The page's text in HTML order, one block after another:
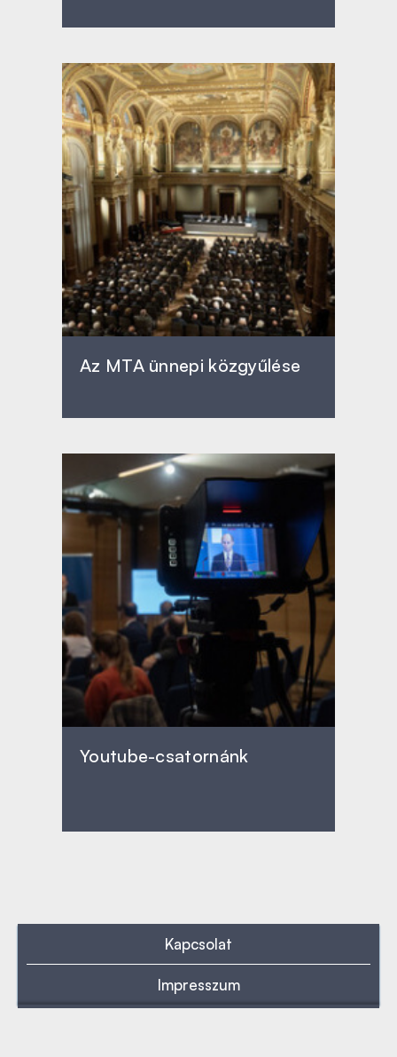
Az MTA ünnepi közgyűlése
Youtube-csatornánk
Kapcsolat
Impresszum